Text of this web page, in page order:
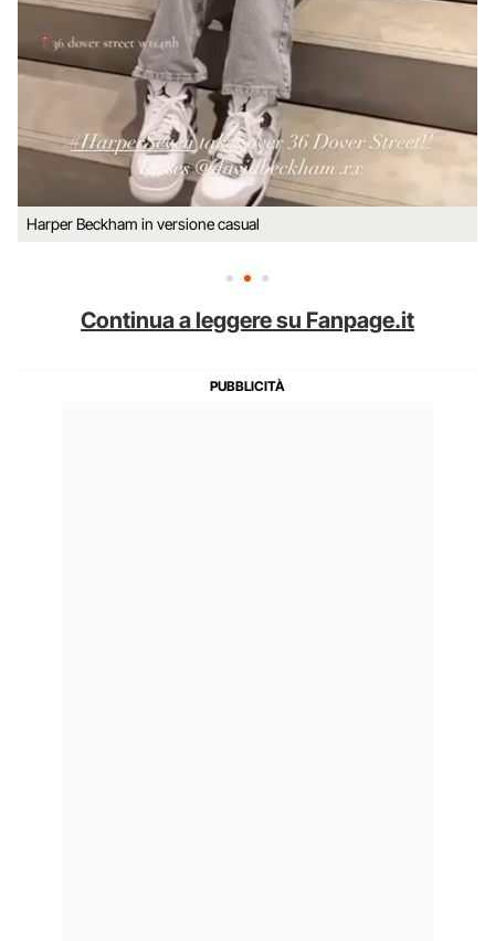
Harper Beckham in versione casual
Continua a leggere su Fanpage.it